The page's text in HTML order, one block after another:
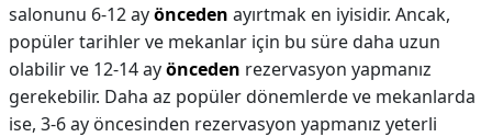
salonunu 6-12 ayönceden ayırtmak en iyisidir. Ancak,
popüler tarihler ve mekanlar için bu süre daha uzun
olabilir ve 12-14 ayönceden rezervasyon yapmanız
gerekebilir. Daha az popüler dönemlerde ve mekanlarda
ise, 3-6 ay öncesinden rezervasyon yapmanız yeterli